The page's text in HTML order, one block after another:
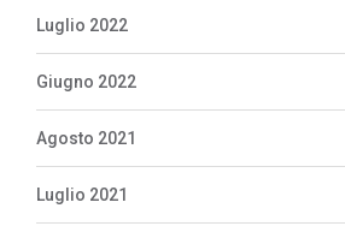
Luglio 2022
Giugno 2022
Agosto 2021
Luglio 2021